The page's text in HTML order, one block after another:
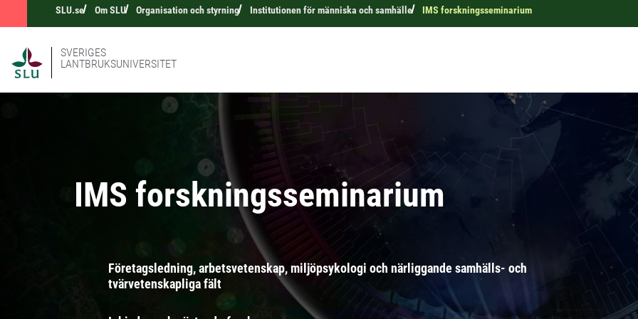
SLU.se Om SLU Organisation och styrning Institutionen för människa och samhälle IMS forskningsseminarium
SVERIGES
LANTBRUKSUNIVERSITET
IMS forskningsseminarium
Företagsledning, arbetsvetenskap, miljöpsykologi och närliggande samhälls- och
tvärvetenskapliga fält